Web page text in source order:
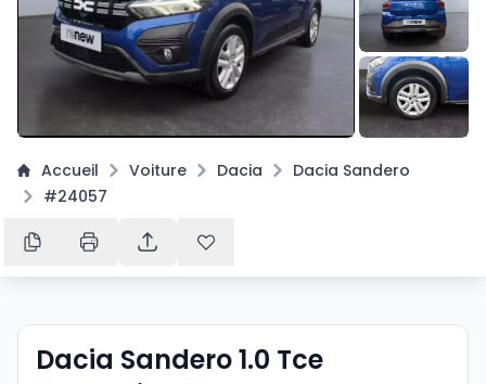
+7
Accueil Voiture Dacia
Dacia Sandero
#24057
Dacia Sandero 1.0 Tce